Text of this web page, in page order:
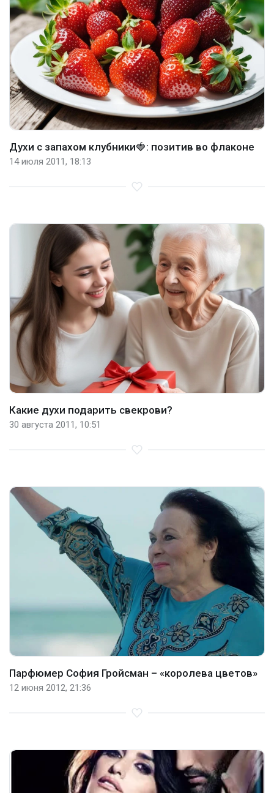
Духи с запахом клубники🍓: позитив во флаконе
14 июля 2011, 18:13
Какие духи подарить свекрови?
30 августа 2011, 10:51
Парфюмер София Гройсман – «королева цветов»
12 июня 2012, 21:36